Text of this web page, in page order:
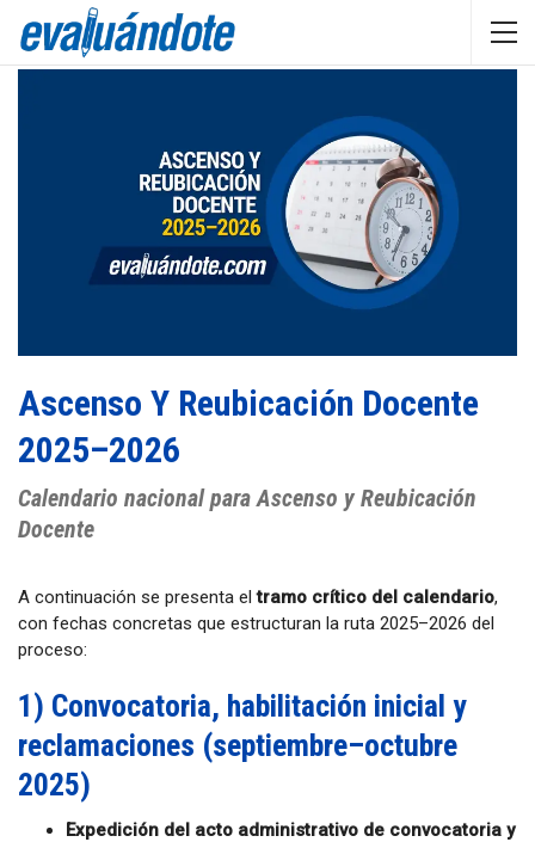
Ascenso Y Reubicación Docente
2025–2026
Calendario nacional para Ascenso y Reubicación
Docente
A continuación se presenta eltramo crítico del calendario,
con fechas concretas que estructuran la ruta 2025–2026 del
proceso:
1) Convocatoria, habilitación inicial y
reclamaciones (septiembre–octubre
2025)
Expedición del acto administrativo de convocatoria y